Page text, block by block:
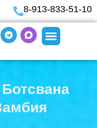
8-913-833-51-10